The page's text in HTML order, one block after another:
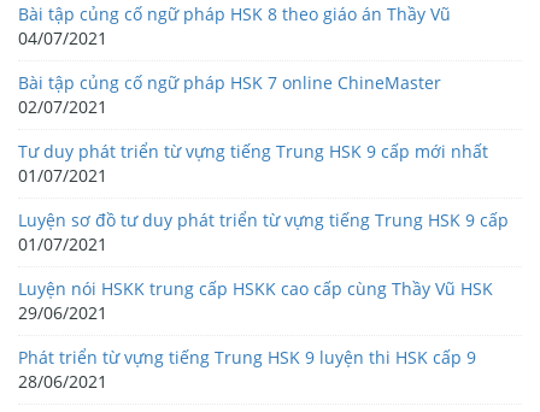
Bài tập củng cố ngữ pháp HSK 8 theo giáo án Thầy Vũ
04/07/2021
Bài tập củng cố ngữ pháp HSK 7 online ChineMaster
02/07/2021
Tư duy phát triển từ vựng tiếng Trung HSK 9 cấp mới nhất
01/07/2021
Luyện sơ đồ tư duy phát triển từ vựng tiếng Trung HSK 9 cấp
01/07/2021
Luyện nói HSKK trung cấp HSKK cao cấp cùng Thầy Vũ HSK
29/06/2021
Phát triển từ vựng tiếng Trung HSK 9 luyện thi HSK cấp 9
28/06/2021